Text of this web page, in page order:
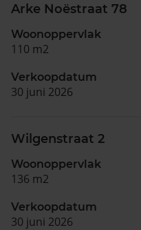
Arke Noëstraat 78
Woonoppervlak
110 m2
Verkoopdatum
30 juni 2026
Wilgenstraat 2
Woonoppervlak
136 m2
Verkoopdatum
30 juni 2026